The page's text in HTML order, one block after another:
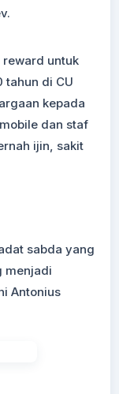
reward untuk
tahun di CU
kepada
dan staf
ijin, sakit
sabda yang
menjadi
Antonius